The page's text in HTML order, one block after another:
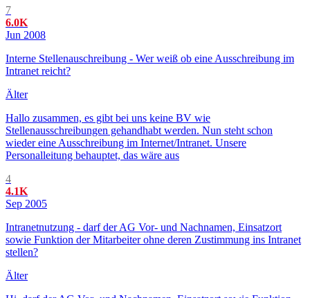
7
6.0K
Jun 2008
Interne Stellenauschreibung - Wer weiß ob eine Ausschreibung im
Intranet reicht?
Älter
Hallo zusammen, es gibt bei uns keine BV wie
Stellenausschreibungen gehandhabt werden. Nun steht schon
wieder eine Ausschreibung im Internet/Intranet. Unsere
Personalleitung behauptet, das wäre aus
4
4.1K
Sep 2005
Intranetnutzung - darf der AG Vor- und Nachnamen, Einsatzort
sowie Funktion der Mitarbeiter ohne deren Zustimmung ins Intranet
stellen?
Älter